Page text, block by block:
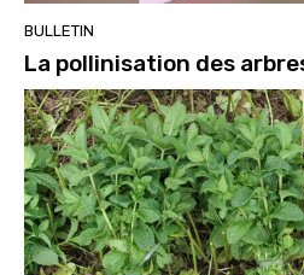
BULLETIN
La pollinisation des